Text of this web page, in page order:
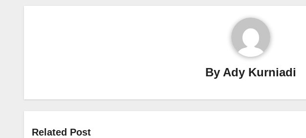
By Ady Kurniadi
Related Post